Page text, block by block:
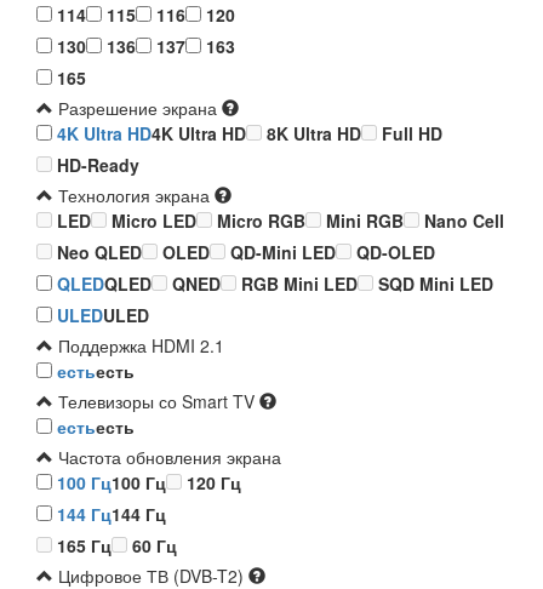
114
115 116
120
130
136 137
163
165
Разрешение экрана
4K Ultra HD4K Ultra HD 8K Ultra HD
Full HD
HD-Ready
Технология экрана
LED
Micro LED Micro RGB Mini RGB
Nano Cell
Neo QLED
OLED QD-Mini LED
QD-OLED
QLEDQLED QNED RGB Mini LED
SQD Mini LED
ULEDULED
Поддержка HDMI 2.1
естьесть
Телевизоры со Smart TV
естьесть
Частота обновления экрана
100 Гц100 Гц
120 Гц
144 Гц144 Гц
165 Гц
60 Гц
Цифровое ТВ (DVB-T2)